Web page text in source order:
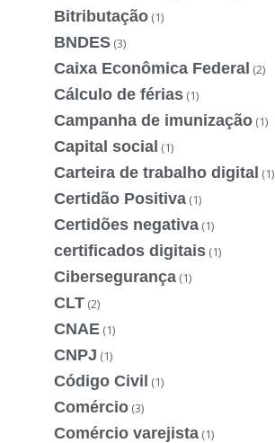
Bitributação (1)
BNDES (3)
Caixa Econômica Federal (2)
Cálculo de férias (1)
Campanha de imunização (1)
Capital social (1)
Carteira de trabalho digital (1)
Certidão Positiva (1)
Certidões negativa (1)
certificados digitais (1)
Cibersegurança (1)
CLT (2)
CNAE (1)
CNPJ (1)
Código Civil (1)
Comércio (3)
Comércio varejista (1)